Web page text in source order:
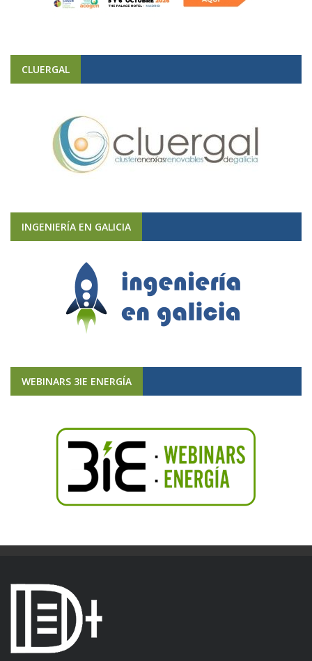
CLUERGAL
INGENIERÍA EN GALICIA
WEBINARS 3IE ENERGÍA